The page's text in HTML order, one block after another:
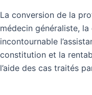
La conversion de la
médecin généraliste,
incontournable
constitution et la
l’aide des cas traités